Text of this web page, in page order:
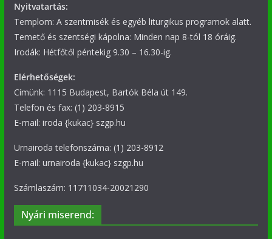
Nyitvatartás:
Templom: A szentmisék és egyéb liturgikus programok alatt.
Temető és szentségi kápolna: Minden nap 8-tól 18 óráig.
Irodák: Hétfőtől péntekig 9.30 – 16.30-ig.
Elérhetőségek:
Címünk: 1115 Budapest, Bartók Béla út 149.
Telefon és fax: (1) 203-8915
E-mail: iroda {kukac} szgp.hu
Urnairoda telefonszáma: (1) 203-8912
E-mail: urnairoda {kukac} szgp.hu
Számlaszám: 11711034-20021290
Nyári miserend: